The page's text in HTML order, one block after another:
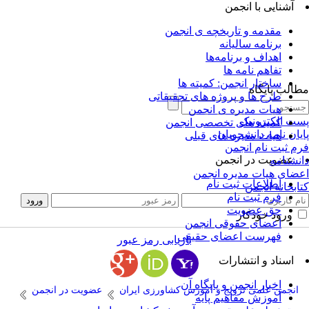
آشنایی با انجمن
مقدمه و تاریخچه ی انجمن
برنامه سالیانه
اهداف و برنامه‌ها
تفاهم نامه ها
ساختار انجمن: کمیته ها
طرح ها و پروژه های تحقیقاتی
هیات مدیره ی انجمن
کمیته های تخصصی انجمن
هیات مدیره های قبلی
عضویت در انجمن
اطلاعات ثبت نام
فرم ثبت نام
حق عضویت
اعضای حقوقی انجمن
فهرست اعضای حقیقی
اسناد و انتشارات
اخبار انجمن و پایگاه آن
آموزش مفاهیم پایه
پایگاه
الکترونیک
نامه دانشجویان
ثبت نام انجمن
هیات مدیره انجمن
انجمن
ورود خودکار
بازیابی رمز عبور
انجمن علمی ترویج و آموزش کشاورزی ایران
عضویت در انجمن